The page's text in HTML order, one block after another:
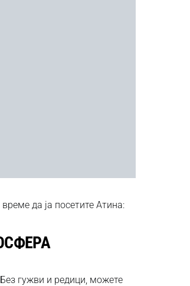
да ја посетите Атина:
гужви и редици, можете